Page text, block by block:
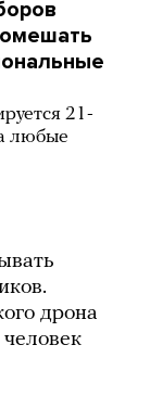
21-
любые
дрона